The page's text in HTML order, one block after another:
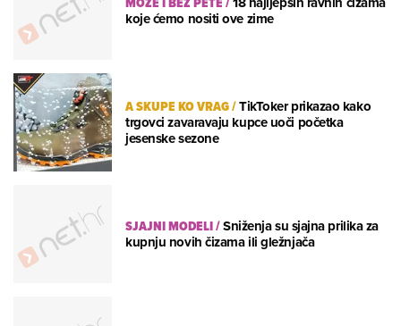
koje ćemo nositi ove zime
A SKUPE KO VRAG/TikToker prikazao kako
trgovci zavaravaju kupce uoči početka
jesenske sezone
SJAJNI MODELI/Sniženja su sjajna prilika za
kupnju novih čizama ili gležnjača